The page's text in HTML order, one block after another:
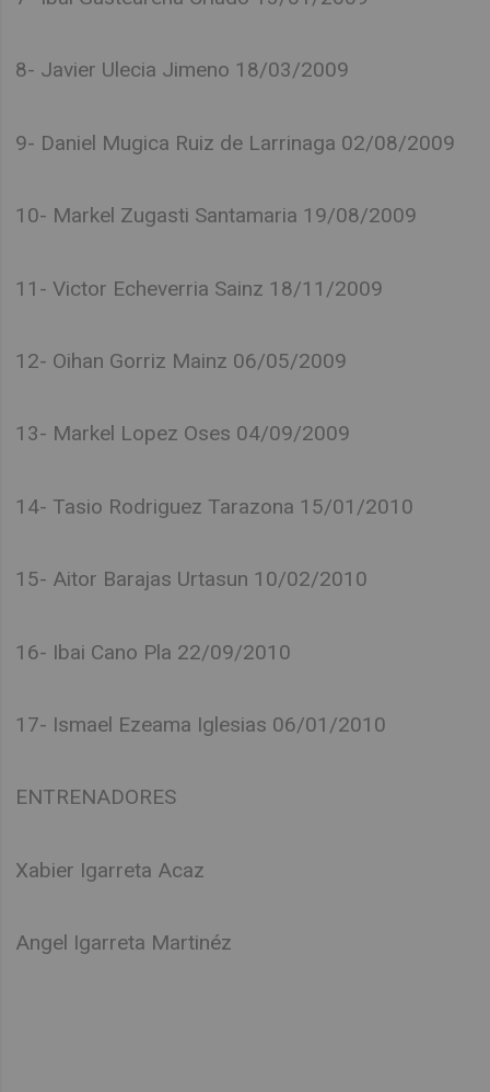
8- Javier Ulecia Jimeno 18/03/2009
9- Daniel Mugica Ruiz de Larrinaga 02/08/2009
10- Markel Zugasti Santamaria 19/08/2009
11- Victor Echeverria Sainz 18/11/2009
12- Oihan Gorriz Mainz 06/05/2009
13- Markel Lopez Oses 04/09/2009
14- Tasio Rodriguez Tarazona 15/01/2010
15- Aitor Barajas Urtasun 10/02/2010
16- Ibai Cano Pla 22/09/2010
17- Ismael Ezeama Iglesias 06/01/2010
ENTRENADORES
Xabier Igarreta Acaz
Angel Igarreta Martinéz